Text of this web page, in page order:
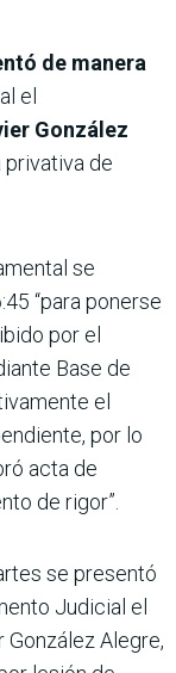
de manera
el
González
privativa de
se
“para ponerse
por el
Base de
el
por lo
acta de
de rigor”.
se presentó
Judicial el
Alegre,